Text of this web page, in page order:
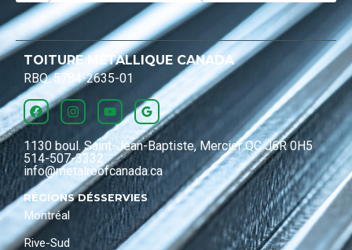
TOITURE MÉTALLIQUE CANADA
RBQ: 5784-2635-01
1130 boul. Saint-Jean-Baptiste, Mercier QC J6R 0H5
514-507-3332
info@metalroofcanada.ca
RÉGIONS DÉSSERVIES
Montréal
Rive-Sud